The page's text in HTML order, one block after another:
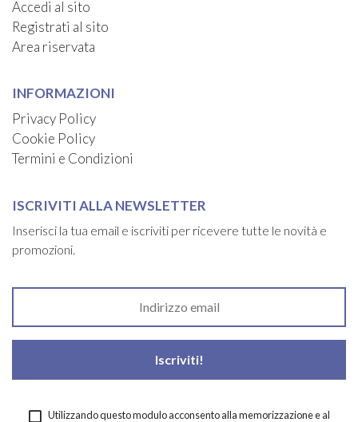
Accedi al sito
Registrati al sito
Area riservata
INFORMAZIONI
Privacy Policy
Cookie Policy
Termini e Condizioni
ISCRIVITI ALLA NEWSLETTER
Inserisci la tua email e iscriviti per ricevere tutte le novità e
promozioni.
Utilizzando questo modulo acconsento alla memorizzazione e al